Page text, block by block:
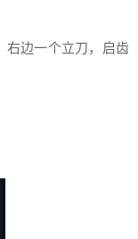
右边一个立刀，启齿